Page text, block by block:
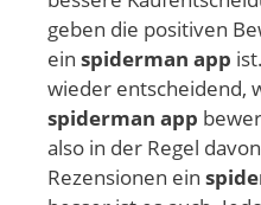
geben die positiven
ein spiderman app
wieder entscheidend,
spiderman app
also in der Regel
Rezensionen ein